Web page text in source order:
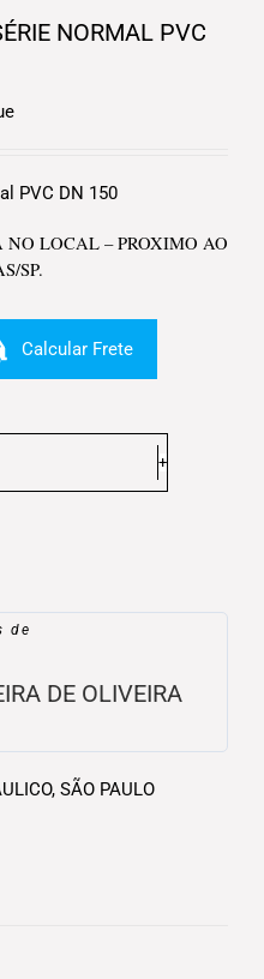
NORMAL PVC
PVC DN 150
LOCAL – PROXIMO AO
SP.
Calcular Frete
de
DE OLIVEIRA
, SÃO PAULO